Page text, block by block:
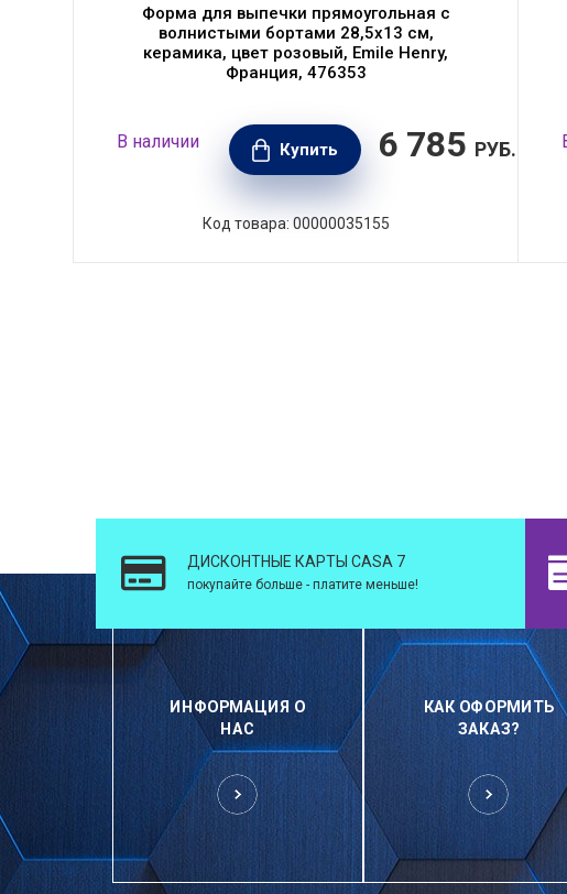
Форма для выпечки прямоугольная с
волнистыми бортами 28,5х13 см,
керамика, цвет розовый, Emile Henry,
Франция, 476353
В наличии Купить 6 785 РУБ.
Код товара: 00000035155
ДИСКОНТНЫЕ КАРТЫ CASA 7
покупайте больше - платите меньше!
ИНФОРМАЦИЯ О
НАС
КАК ОФОРМИТЬ
ЗАКАЗ?